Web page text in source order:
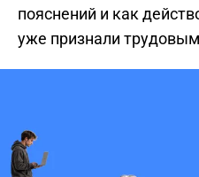
пояснений и как
уже признали